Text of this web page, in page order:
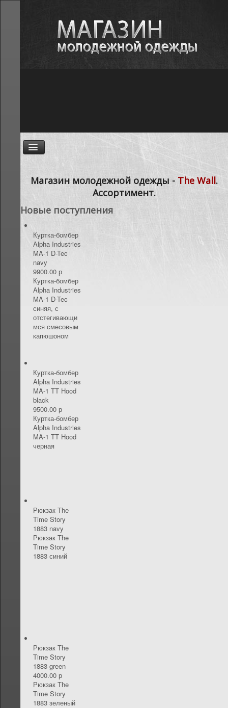
АССОРТИМЕНТ
КОНТАКТЫ
Магазин молодежной одежды - The Wall.
Ассортимент.
Новые поступления
Куртка-бомбер
Alpha Industries
MA-1 D-Tec
navy
9900.00 р
Куртка-бомбер
Alpha Industries
MA-1 D-Tec
синяя, с
отстегивающи
мся смесовым
капюшоном
Куртка-бомбер
Alpha Industries
MA-1 TT Hood
black
9500.00 р
Куртка-бомбер
Alpha Industries
MA-1 TT Hood
черная
Рюкзак The
Time Story
1883 navy
Рюкзак The
Time Story
1883 синий
Рюкзак The
Time Story
1883 green
4000.00 р
Рюкзак The
Time Story
1883 зеленый